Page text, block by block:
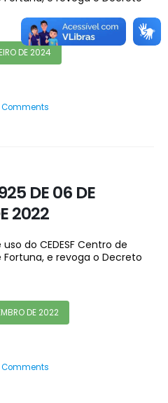
DE 2024
Comments
DE 06 DE
2022
do CEDESF Centro de
e revoga o Decreto
DE 2022
Comments